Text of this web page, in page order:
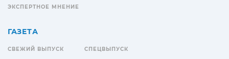
ЭКСПЕРТНОЕ МНЕНИЕ
ГАЗЕТА
СВЕЖИЙ ВЫПУСК СПЕЦВЫПУСК